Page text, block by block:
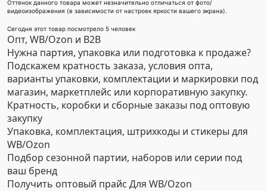
Оттенок данного товара может незначительно отличаться от фото/
видеоизображения (в зависимости от настроек яркости вашего экрана).
Сегодня этот товар посмотрело 5 человек
Опт, WB/Ozon и B2B
Нужна партия, упаковка или подготовка к продаже?
Подскажем кратность заказа, условия опта,
варианты упаковки, комплектации и маркировки под
магазин, маркетплейс или корпоративную закупку.
Кратность, коробки и сборные заказы под оптовую
закупку
Упаковка, комплектация, штрихкоды и стикеры для
WB/Ozon
Подбор сезонной партии, наборов или серии под
ваш бренд
Получить оптовый прайс Для WB/Ozon